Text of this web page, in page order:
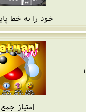
خود را به خط
امتیاز جمع